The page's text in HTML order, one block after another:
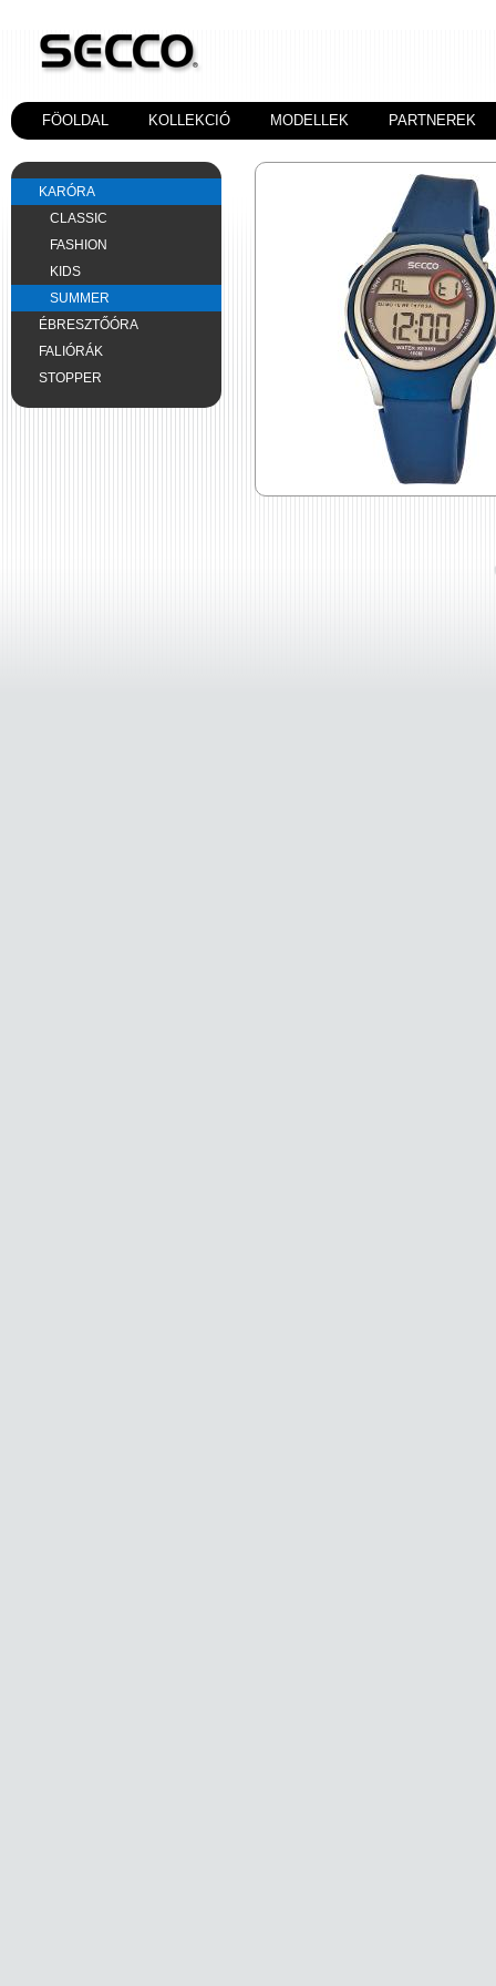
FÖOLDAL KOLLEKCIÓ MODELLEK PARTNEREK
KARÓRA
CLASSIC
FASHION
KIDS
SUMMER
ÉBRESZTŐÓRA
FALIÓRÁK
STOPPER